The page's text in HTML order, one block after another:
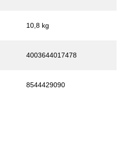
10,8 kg
4003644017478
8544429090